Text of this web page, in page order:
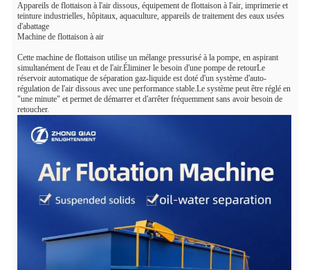
Appareils de flottaison à l'air dissous, équipement de flottaison à l'air, imprimerie et
teinture industrielles, hôpitaux, aquaculture, appareils de traitement des eaux usées
d'abattage
Machine de flottaison à air
Cette machine de flottaison utilise un mélange pressurisé à la pompe, en aspirant
simultanément de l'eau et de l'air.Éliminer le besoin d'une pompe de retourLe
réservoir automatique de séparation gaz-liquide est doté d'un système d'auto-
régulation de l'air dissous avec une performance stable.Le système peut être réglé en
"une minute" et permet de démarrer et d'arrêter fréquemment sans avoir besoin de
retoucher.